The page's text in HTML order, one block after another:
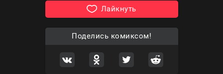
Лайкнуть
Поделись комиксом!